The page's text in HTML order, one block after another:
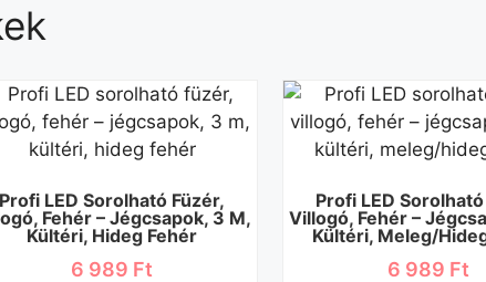
Profi LED Sorolható Füzér,
Fehér – Jégcsapok, 3 M,
Kültéri, Hideg Fehér
6 989 Ft
Profi LED
Villogó, Fehér –
Kültéri, Meleg/
6 989 Ft